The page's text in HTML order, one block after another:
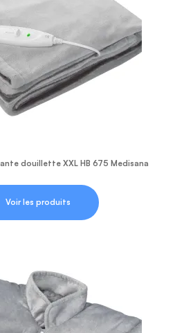
douillette XXL HB 675 Medisana
Voir les produits